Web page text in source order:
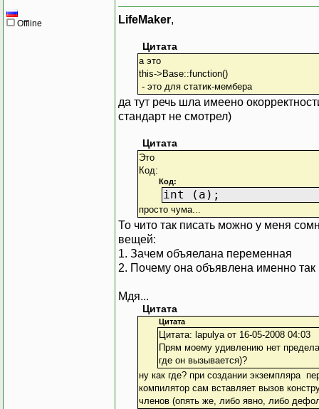
Offline LifeMaker,
Цитата
а это
this->Base::function()
- это для статик-мембера
да тут речь шла имеено
стандарт не смотрел)
Цитата
Это
Код:
Код:
int (a);
просто чума...
То чито так писать можно у меня
вещей:
1. Зачем объяелана переменная
2. Почему она объявлена именно
Мдя...
Цитата
Цитата
Цитата: lapulya от 16-05-2008 04:03
Прям моему удивлению нет
где он вызывается)?
ну как где? при создании экземпляра
компилятор сам вставляет вызов
членов (опять же, либо явно, либо